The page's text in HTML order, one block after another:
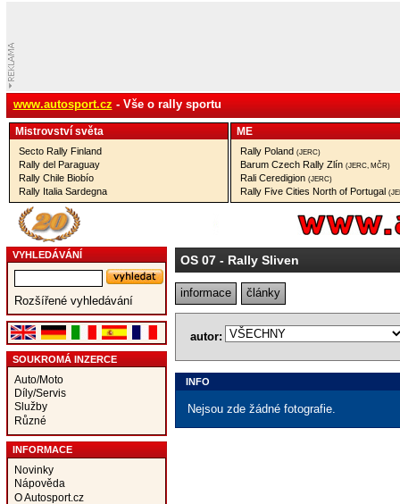
www.autosport.cz - Vše o rally sportu
Mistrovství­ světa
Secto Rally Finland
Rally del Paraguay
Rally Chile Biobío
Rally Italia Sardegna
ME
Rally Poland (JERC)
Barum Czech Rally Zlín (JERC, MČR)
Rali Ceredigion (JERC)
Rally Five Cities North of Portugal
VYHLEDÁVÁNÍ
Rozšířené vyhledávání
SOUKROMÁ INZERCE
Auto/Moto
Díly/Servis
Služby
Různé
INFORMACE
Novinky
Nápověda
O Autosport.cz
OS 07- Rally Sliven
informace články
autor:
INFO
Nejsou zde žádné fotografie.